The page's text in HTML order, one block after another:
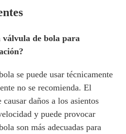
válvula de bola para
se puede usar técnicamente
no se recomienda. El
daños a los asientos
y puede provocar
son más adecuadas para